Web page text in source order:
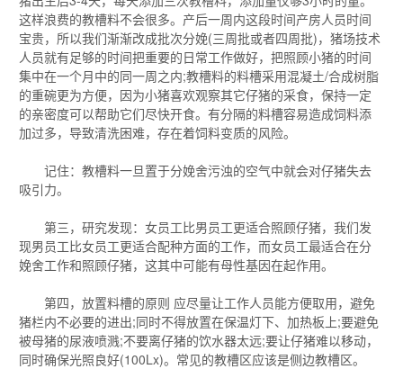
这样浪费的教槽料不会很多。产后一周内这段时间产房人员时间
宝贵，所以我们渐渐改成批次分娩(三周批或者四周批)，猪场技术
人员就有足够的时间把重要的日常工作做好，把照顾小猪的时间
集中在一个月中的同一周之内;教槽料的料槽采用混凝土/合成树脂
的重碗更为方便，因为小猪喜欢观察其它仔猪的采食，保持一定
的亲密度可以帮助它们尽快开食。有分隔的料槽容易造成饲料添
加过多，导致清洗困难，存在着饲料变质的风险。
记住：教槽料一旦置于分娩舍污浊的空气中就会对仔猪失去
吸引力。
第三，研究发现：女员工比男员工更适合照顾仔猪，我们发
现男员工比女员工更适合配种方面的工作，而女员工最适合在分
娩舍工作和照顾仔猪，这其中可能有母性基因在起作用。
第四，放置料槽的原则 应尽量让工作人员能方便取用，避免
猪栏内不必要的进出;同时不得放置在保温灯下、加热板上;要避免
被母猪的尿液喷溅;不要离仔猪的饮水器太远;要让仔猪难以移动，
同时确保光照良好(100Lx)。常见的教槽区应该是侧边教槽区。